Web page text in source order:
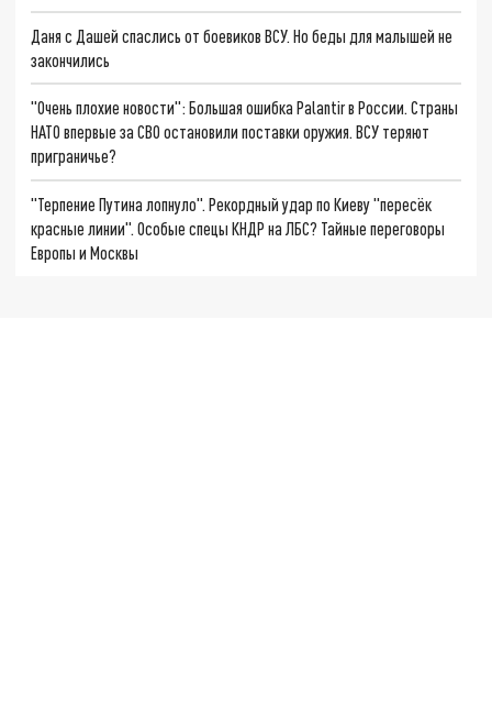
Даня с Дашей спаслись от боевиков ВСУ. Но беды для малышей не
закончились
"Очень плохие новости": Большая ошибка Palantir в России. Страны
НАТО впервые за СВО остановили поставки оружия. ВСУ теряют
приграничье?
"Терпение Путина лопнуло". Рекордный удар по Киеву "пересёк
красные линии". Особые спецы КНДР на ЛБС? Тайные переговоры
Европы и Москвы